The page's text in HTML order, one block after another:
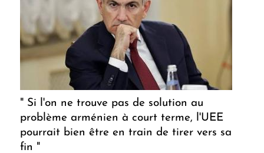
" Si l'on ne trouve pas de solution au
problème arménien à court terme, l'UEE
pourrait bien être en train de tirer vers sa
fin "